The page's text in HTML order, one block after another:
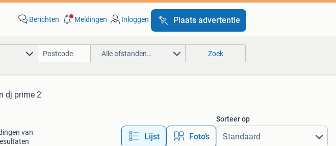
Berichten Meldingen Inloggen Plaats advertentie
Alle afstanden… Zoek
dj prime 2'
van
Lijst Foto’s
Sorteer op